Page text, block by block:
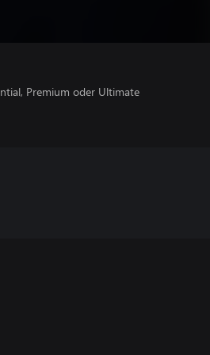
Premium oder Ultimate